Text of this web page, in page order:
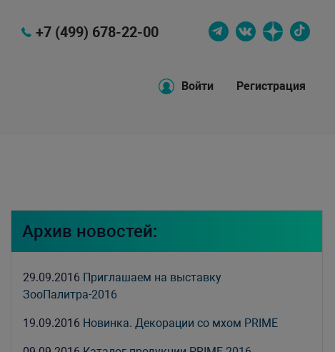
+7 (499) 678-22-00
Войти Регистрация
Архив новостей:
29.09.2016 Приглашаем на выставку
ЗооПалитра-2016
19.09.2016 Новинка. Декорации со мхом PRIME